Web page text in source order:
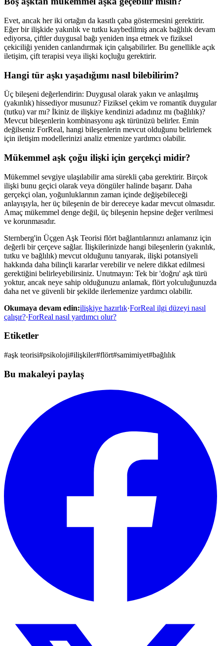
Evet, ancak her iki ortağın da kasıtlı çaba göstermesini gerektirir.
Eğer bir ilişkide yakınlık ve tutku kaybedilmiş ancak bağlılık devam
ediyorsa, çiftler duygusal bağı yeniden inşa etmek ve fiziksel
çekiciliği yeniden canlandırmak için çalışabilirler. Bu genellikle açık
iletişim, çift terapisi veya ilişki koçluğu gerektirir.
Hangi tür aşkı yaşadığımı nasıl bilebilirim?
Üç bileşeni değerlendirin: Duygusal olarak yakın ve anlaşılmış
(yakınlık) hissediyor musunuz? Fiziksel çekim ve romantik duygular
(tutku) var mı? İkiniz de ilişkiye kendinizi adadınız mı (bağlılık)?
Mevcut bileşenlerin kombinasyonu aşk türünüzü belirler. Emin
değilseniz ForReal, hangi bileşenlerin mevcut olduğunu belirlemek
için iletişim modellerinizi analiz etmenize yardımcı olabilir.
Mükemmel aşk çoğu ilişki için gerçekçi midir?
Mükemmel sevgiye ulaşılabilir ama sürekli çaba gerektirir. Birçok
ilişki bunu geçici olarak veya döngüler halinde başarır. Daha
gerçekçi olan, yoğunluklarının zaman içinde değişebileceği
anlayışıyla, her üç bileşenin de bir dereceye kadar mevcut olmasıdır.
Amaç mükemmel denge değil, üç bileşenin hepsine değer verilmesi
ve korunmasıdır.
Sternberg'in Üçgen Aşk Teorisi flört bağlantılarınızı anlamanız için
değerli bir çerçeve sağlar. İlişkilerinizde hangi bileşenlerin (yakınlık,
tutku ve bağlılık) mevcut olduğunu tanıyarak, ilişki potansiyeli
hakkında daha bilinçli kararlar verebilir ve nelere dikkat edilmesi
gerektiğini belirleyebilirsiniz. Unutmayın: Tek bir 'doğru' aşk türü
yoktur, ancak neye sahip olduğunuzu anlamak, flört yolculuğunuzda
daha net ve güvenli bir şekilde ilerlemenize yardımcı olabilir.
Okumaya devam edin:ilişkiye hazırlık·ForReal ilgi düzeyi nasıl
çalışır?·ForReal nasıl yardımcı olur?
Etiketler
#aşk teorisi#psikoloji#ilişkiler#flört#samimiyet#bağlılık
Bu makaleyi paylaş